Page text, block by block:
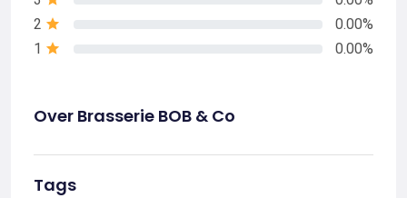
2
0.00%
1
0.00%
Over Brasserie BOB & Co
Tags